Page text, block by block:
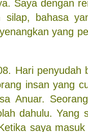
Saya dengan
bahasa
yang
Hari penyudah
insan yang
Anuar.
dahulu. Yang
saya